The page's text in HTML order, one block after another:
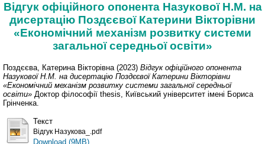
Відгук офіційного опонента Назукової Н.М. на
дисертацію Поздєєвої Катерини Вікторівни
«Економічний механізм розвитку системи
загальної середньої освіти»
Поздєєва, Катерина Вікторівна (2023) Відгук офіційного опонента
Назукової Н.М. на дисертацію Поздєєвої Катерини Вікторівни
«Економічний механізм розвитку системи загальної середньої
освіти» Доктор філософії thesis, Київський університет імені Бориса
Грінченка.
Текст
Відгук Назукова_.pdf
Download (9MB)